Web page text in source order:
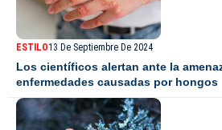
ESTILO13 De Septiembre De 2024
Los científicos alertan ante la
enfermedades causadas por hongos